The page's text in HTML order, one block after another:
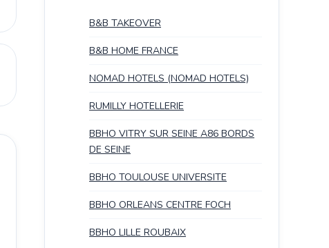
B&B TAKEOVER
B&B HOME FRANCE
NOMAD HOTELS (NOMAD HOTELS)
RUMILLY HOTELLERIE
BBHO VITRY SUR SEINE A86 BORDS
DE SEINE
BBHO TOULOUSE UNIVERSITE
BBHO ORLEANS CENTRE FOCH
BBHO LILLE ROUBAIX